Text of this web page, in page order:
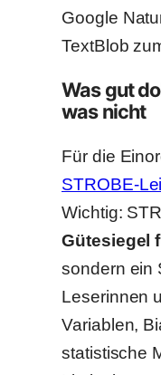
Google
TextBlob
Was gut
was nicht
Für die
STROBE-
Wichtig:
Gütesiegel
sondern ein
Leserinnen
Variablen,
statistische